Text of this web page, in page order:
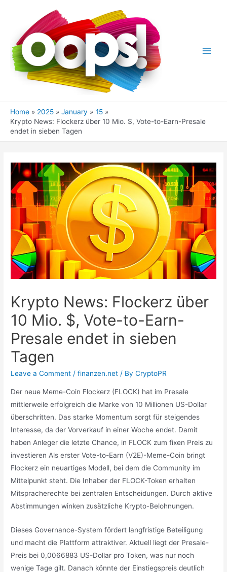
Home 2025 January
15
Krypto News: Flockerz über 10 Mio. $, Vote-to-Earn-Presale
endet in sieben Tagen
Krypto News: Flockerz über
10 Mio. $, Vote-to-Earn-
Presale endet in sieben
Tagen
Leave a Comment /finanzen.net / ByCryptoPR
Der neue Meme-Coin Flockerz (FLOCK) hat im Presale
mittlerweile erfolgreich die Marke von 10 Millionen US-Dollar
überschritten. Das starke Momentum sorgt für steigendes
Interesse, da der Vorverkauf in einer Woche endet. Damit
haben Anleger die letzte Chance, in FLOCK zum fixen Preis zu
investieren Als erster Vote-to-Earn (V2E)-Meme-Coin bringt
Flockerz ein neuartiges Modell, bei dem die Community im
Mittelpunkt steht. Die Inhaber der FLOCK-Token erhalten
Mitspracherechte bei zentralen Entscheidungen. Durch aktive
Abstimmungen winken zusätzliche Krypto-Belohnungen.
Dieses Governance-System fördert langfristige Beteiligung
und macht die Plattform attraktiver. Aktuell liegt der Presale-
Preis bei 0,0066883 US-Dollar pro Token, was nur noch
wenige Tage gilt. Danach könnte der Einstiegspreis deutlich